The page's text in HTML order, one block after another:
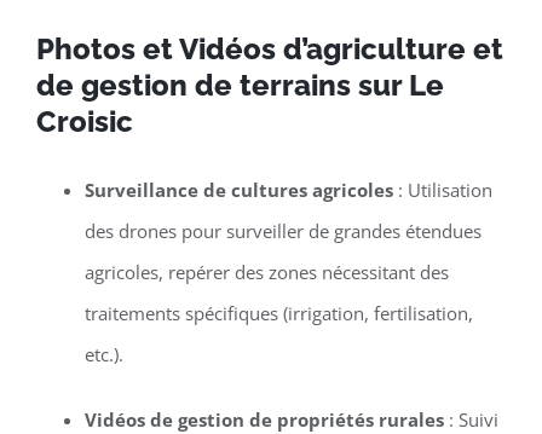
Photos et Vidéos d’agriculture et
de gestion de terrains sur Le
Croisic
Surveillance de cultures agricoles: Utilisation
des drones pour surveiller de grandes étendues
agricoles, repérer des zones nécessitant des
traitements spécifiques (irrigation, fertilisation,
etc.).
Vidéos de gestion de propriétés rurales: Suivi